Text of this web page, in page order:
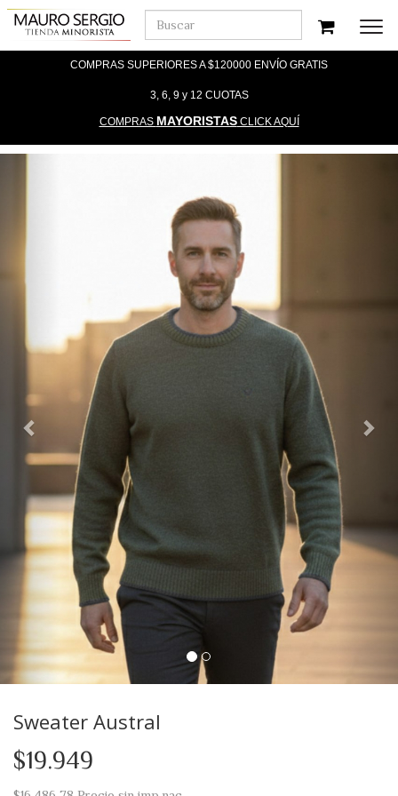
COMPRAS SUPERIORES A $120000 ENVÍO GRATIS
3, 6, 9 y 12 CUOTAS
COMPRAS MAYORISTASCLICK AQUÍ
Sweater Austral
$19.949